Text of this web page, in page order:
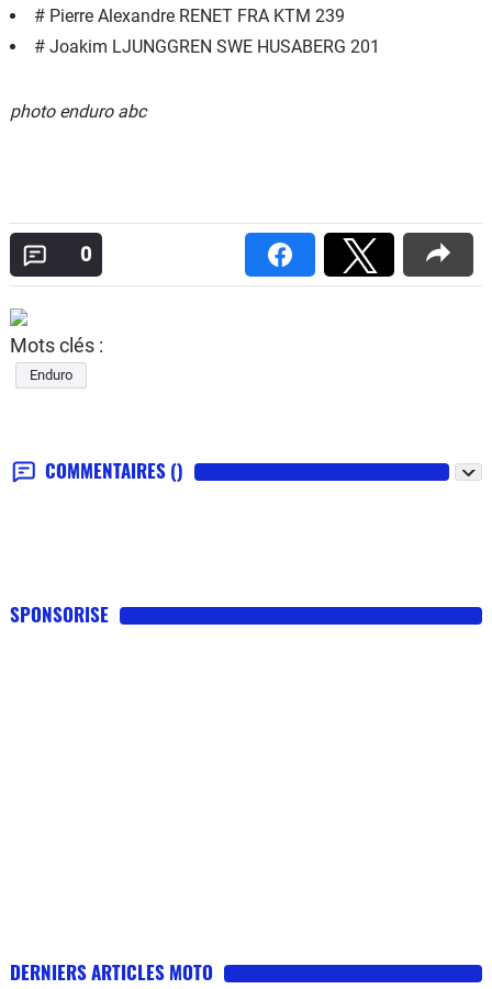
# Pierre Alexandre RENET FRA KTM 239
# Joakim LJUNGGREN SWE HUSABERG 201
photo enduro abc
0
Mots clés :
Enduro
COMMENTAIRES ()
SPONSORISE
DERNIERS ARTICLES MOTO